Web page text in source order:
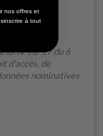
loi N°78-17 du 6
d'accès, de
nominatives
nos offres et
à tout